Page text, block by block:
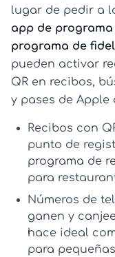
lugar de pedir a
app de
programa de
pueden activar
QR en recibos,
y pases de Apple
Recibos con
punto de
programa de
para
Números de
ganen y
hace ideal
para